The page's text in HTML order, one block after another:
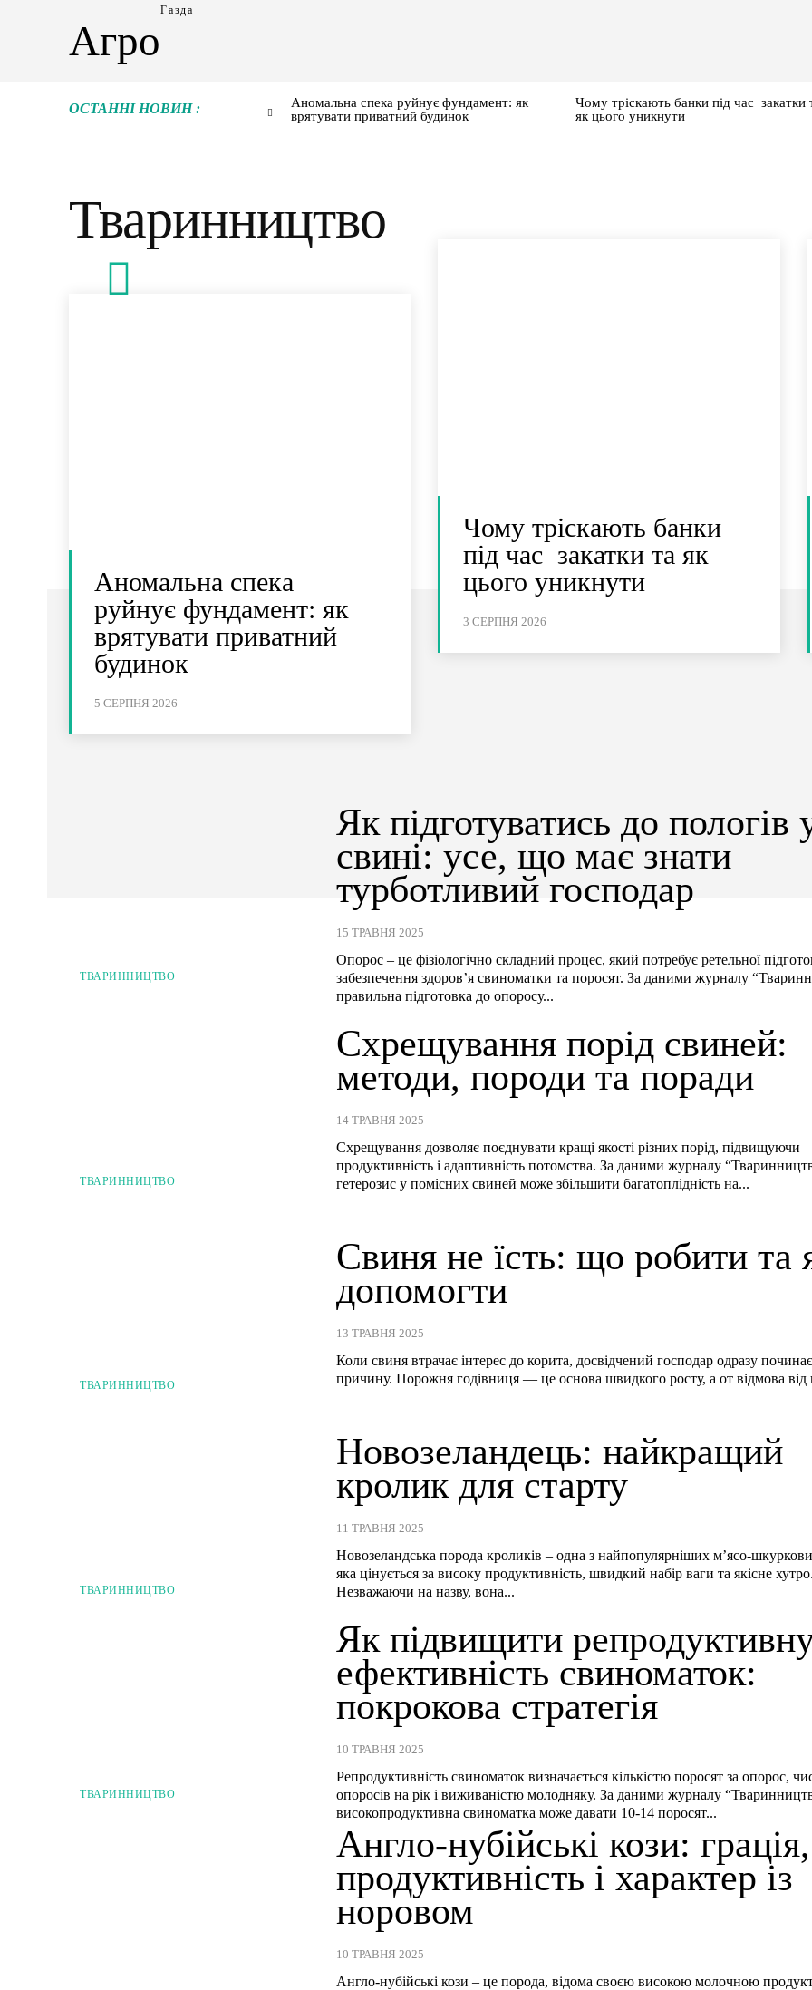
Агро
Газда
ОСТАННІ НОВИН :
Аномальна спека руйнує фундамент: як
врятувати приватний будинок
Чому тріскають банки під час закатки
як цього уникнути
Тваринництво
Аномальна спека
руйнує фундамент: як
врятувати приватний
будинок
5 СЕРПНЯ 2026
Чому тріскають банки
під час закатки та як
цього уникнути
3 СЕРПНЯ 2026
ТВАРИННИЦТВО
Як підготуватись до пологів
свині: усе, що має знати
турботливий господар
15 ТРАВНЯ 2025
Опорос – це фізіологічно складний процес, який потребує ретельної
забезпечення здоров’я свиноматки та поросят. За даними журналу
правильна підготовка до опоросу...
ТВАРИННИЦТВО
Схрещування порід свиней:
методи, породи та поради
14 ТРАВНЯ 2025
Схрещування дозволяє поєднувати кращі якості різних порід, підвищуючи
продуктивність і адаптивність потомства. За даними журналу
гетерозис у помісних свиней може збільшити багатоплідність на...
ТВАРИННИЦТВО
Свиня не їсть: що робити та
допомогти
13 ТРАВНЯ 2025
Коли свиня втрачає інтерес до корита, досвідчений господар одразу
причину. Порожня годівниця — це основа швидкого росту, а от відмова від
ТВАРИННИЦТВО
Новозеландець: найкращий
кролик для старту
11 ТРАВНЯ 2025
Новозеландська порода кроликів – одна з найпопулярніших м’ясо-
яка цінується за високу продуктивність, швидкий набір ваги та якісне хутро.
Незважаючи на назву, вона...
ТВАРИННИЦТВО
Як підвищити
ефективність свиноматок:
покрокова стратегія
10 ТРАВНЯ 2025
Репродуктивність свиноматок визначається кількістю поросят за опорос,
опоросів на рік і виживаністю молодняку. За даними журналу
високопродуктивна свиноматка може давати 10-14 поросят...
Англо-нубійські кози: грація,
продуктивність і характер із
норовом
10 ТРАВНЯ 2025
Англо-нубійські кози – це порода, відома своєю високою молочною